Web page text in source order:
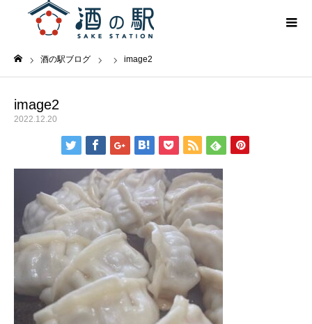
酒の駅ブログ image2
image2
2022.12.20